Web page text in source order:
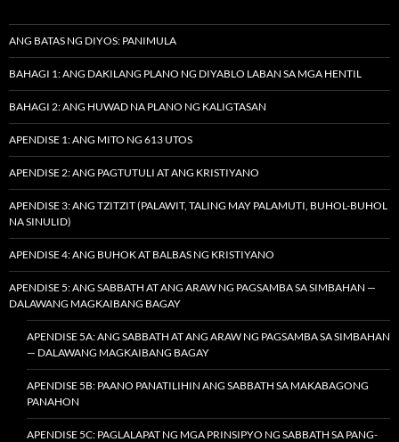
ANG BATAS NG DIYOS: PANIMULA
BAHAGI 1: ANG DAKILANG PLANO NG DIYABLO LABAN SA MGA HENTIL
BAHAGI 2: ANG HUWAD NA PLANO NG KALIGTASAN
APENDISE 1: ANG MITO NG 613 UTOS
APENDISE 2: ANG PAGTUTULI AT ANG KRISTIYANO
APENDISE 3: ANG TZITZIT (PALAWIT, TALING MAY PALAMUTI, BUHOL-BUHOL
NA SINULID)
APENDISE 4: ANG BUHOK AT BALBAS NG KRISTIYANO
APENDISE 5: ANG SABBATH AT ANG ARAW NG PAGSAMBA SA SIMBAHAN —
DALAWANG MAGKAIBANG BAGAY
APENDISE 5A: ANG SABBATH AT ANG ARAW NG PAGSAMBA SA SIMBAHAN
— DALAWANG MAGKAIBANG BAGAY
APENDISE 5B: PAANO PANATILIHIN ANG SABBATH SA MAKABAGONG
PANAHON
APENDISE 5C: PAGLALAPAT NG MGA PRINSIPYO NG SABBATH SA PANG-